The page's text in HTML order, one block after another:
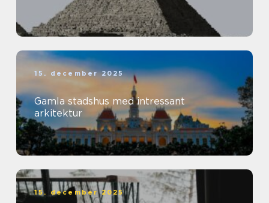
15. december 2025
Gamla stadshus med intressant
arkitektur
15. december 2025